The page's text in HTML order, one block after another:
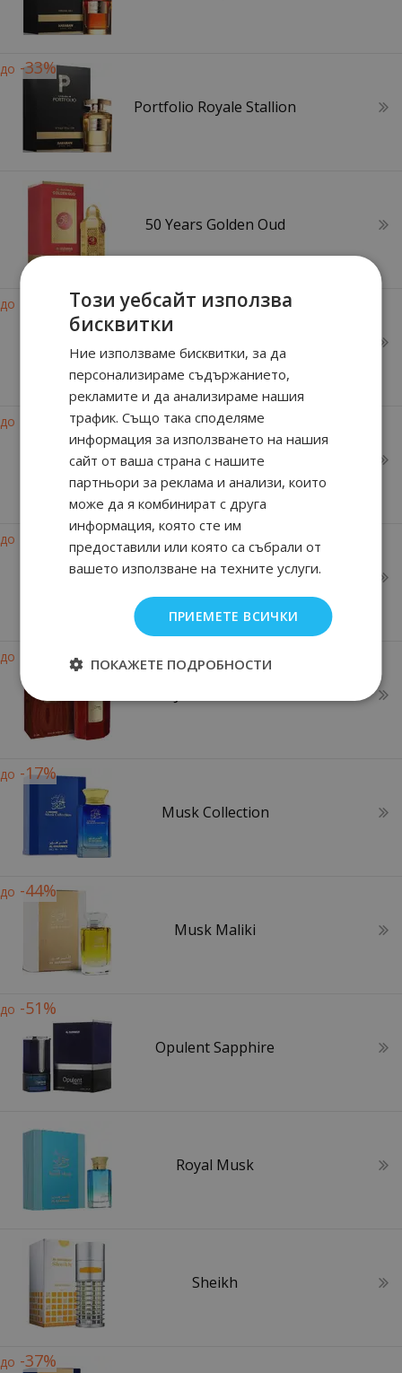
до -33%
Portfolio Royale Stallion
50 Years Golden Oud
до
до
Amber Musk
до
Amber Oud Ruby Edition
до
до -17%
Musk Collection
до -44%
Musk Maliki
до -51%
Opulent Sapphire
Royal Musk
Sheikh
до -37%
Този уебсайт използва
бисквитки
Ние използваме бисквитки, за да
персонализираме съдържанието,
рекламите и да анализираме нашия
трафик. Също така споделяме
информация за използването на нашия
сайт от ваша страна с нашите
партньори за реклама и анализи, които
може да я комбинират с друга
информация, която сте им
предоставили или която са събрали от
вашето използване на техните услуги.
ПРИЕМЕТЕ ВСИЧКИ
ПОКАЖЕТЕ ПОДРОБНОСТИ